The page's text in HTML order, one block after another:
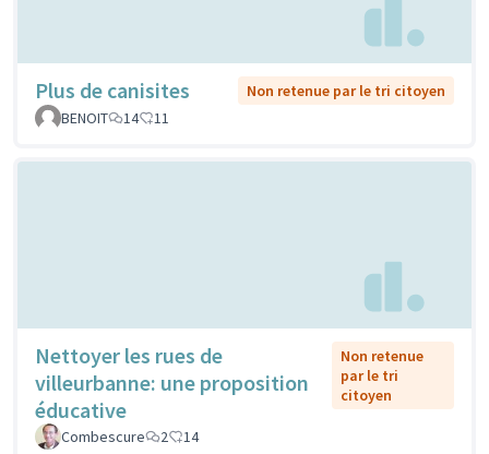
Plus de canisites
Non retenue par le tri citoyen
BENOIT
14 11
Nettoyer les rues de
villeurbanne: une proposition
éducative
Non retenue
par le tri
citoyen
Combescure 2 14